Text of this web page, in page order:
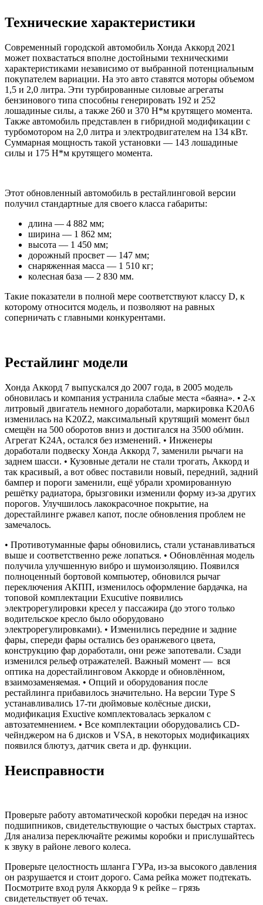
Технические характеристики
Современный городской автомобиль Хонда Аккорд 2021
может похвастаться вполне достойными техническими
характеристиками независимо от выбранной потенциальным
покупателем вариации. На это авто ставятся моторы объемом
1,5 и 2,0 литра. Эти турбированные силовые агрегаты
бензинового типа способны генерировать 192 и 252
лошадиные силы, а также 260 и 370 Н*м крутящего момента.
Также автомобиль представлен в гибридной модификации с
турбомотором на 2,0 литра и электродвигателем на 134 кВт.
Суммарная мощность такой установки — 143 лошадиные
силы и 175 Н*м крутящего момента.
Этот обновленный автомобиль в рестайлинговой версии
получил стандартные для своего класса габариты:
длина — 4 882 мм;
ширина — 1 862 мм;
высота — 1 450 мм;
дорожный просвет — 147 мм;
снаряженная масса — 1 510 кг;
колесная база — 2 830 мм.
Такие показатели в полной мере соответствуют классу D, к
которому относится модель, и позволяют на равных
соперничать с главными конкурентами.
Рестайлинг модели
Хонда Аккорд 7 выпускался до 2007 года, в 2005 модель
обновилась и компания устранила слабые места «баяна». • 2-х
литровый двигатель немного доработали, маркировка K20A6
изменилась на K20Z2, максимальный крутящий момент был
смещён на 500 оборотов вниз и достигался на 3500 об/мин.
Агрегат K24A, остался без изменений. • Инженеры
доработали подвеску Хонда Аккорд 7, заменили рычаги на
заднем шасси. • Кузовные детали не стали трогать, Аккорд и
так красивый, а вот обвес поставили новый, передний, задний
бампер и пороги заменили, ещё убрали хромированную
решётку радиатора, брызговики изменили форму из-за других
порогов. Улучшилось лакокрасочное покрытие, на
дорестайлинге ржавел капот, после обновления проблем не
замечалось.
• Противотуманные фары обновились, стали устанавливаться
выше и соответственно реже лопаться. • Обновлённая модель
получила улучшенную вибро и шумоизоляцию. Появился
полноценный бортовой компьютер, обновился рычаг
переключения АКПП, изменилось оформление бардачка, на
топовой комплектации Exucutive появились
электрорегулировки кресел у пассажира (до этого только
водительское кресло было оборудовано
электрорегулировками). • Изменились передние и задние
фары, спереди фары остались без оранжевого цвета,
конструкцию фар доработали, они реже запотевали. Сзади
изменился рельеф отражателей. Важный момент — вся
оптика на дорестайлинговом Аккорде и обновлённом,
взаимозаменяемая. • Опций и оборудования после
рестайлинга прибавилось значительно. На версии Type S
устанавливались 17-ти дюймовые колёсные диски,
модификация Exuctive комплектовалась зеркалом с
автозатемнением. • Все комплектации оборудовались CD-
чейнджером на 6 дисков и VSA, в некоторых модификациях
появился блютуз, датчик света и др. функции.
Неисправности
Проверьте работу автоматической коробки передач на износ
подшипников, свидетельствующие о частых быстрых стартах.
Для анализа переключайте режимы коробки и прислушайтесь
к звуку в районе левого колеса.
Проверьте целостность шланга ГУРа, из-за высокого давления
он разрушается и стоит дорого. Сама рейка может подтекать.
Посмотрите вход руля Аккорда 9 к рейке – грязь
свидетельствует об течах.